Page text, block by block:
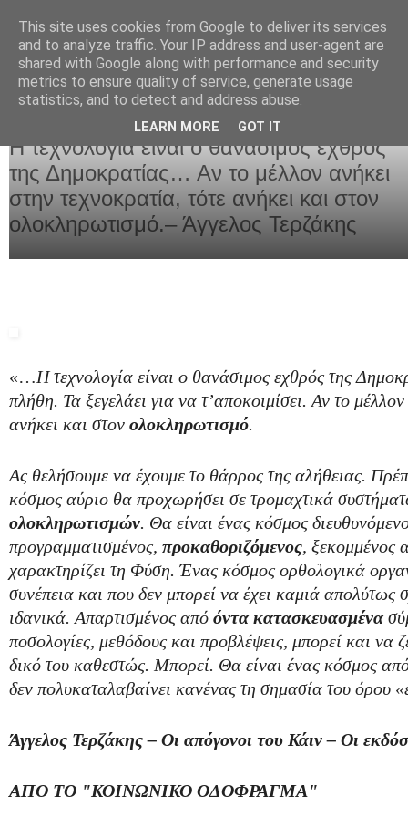
Πέμπτη 16 Νοεμβρίου 2023
Η τεχνολογία είναι ο θανάσιμος εχθρός
της Δημοκρατίας… Αν το μέλλον ανήκει
στην τεχνοκρατία, τότε ανήκει και στον
ολοκληρωτισμό.– Άγγελος Τερζάκης
«…Η τεχνολογία είναι ο θανάσιμος εχθρός της
πλήθη. Τα ξεγελάει για να τ’αποκοιμίσει. Αν το
ανήκει και στον ολοκληρωτισμό.
Ας θελήσουμε να έχουμε το θάρρος της αλήθειας.
κόσμος αύριο θα προχωρήσει σε τρομαχτικά
ολοκληρωτισμών. Θα είναι ένας κόσμος
προγραμματισμένος, προκαθοριζόμενος, ξεκομμένος
χαρακτηρίζει τη Φύση. Ένας κόσμος ορθολογικά
συνέπεια και που δεν μπορεί να έχει καμιά απολύτως
ιδανικά. Απαρτισμένος από όντα κατασκευασμένα
ποσολογίες, μεθόδους και προβλέψεις, μπορεί και να
δικό του καθεστώς. Μπορεί. Θα είναι ένας κόσμος
δεν πολυκαταλαβαίνει κανένας τη σημασία του όρου
Άγγελος Τερζάκης – Οι απόγονοι του Κάιν – Οι
ΑΠΟ ΤΟ "ΚΟΙΝΩΝΙΚΟ ΟΔΟΦΡΑΓΜΑ"
This site uses cookies from Google to deliver its services
and to analyze traffic. Your IP address and user-agent are
shared with Google along with performance and security
metrics to ensure quality of service, generate usage
statistics, and to detect and address abuse.
LEARN MORE GOT IT